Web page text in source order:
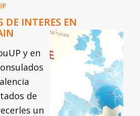
DE INTERES EN
y en
de
un